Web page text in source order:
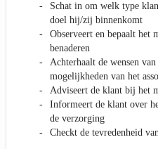
Schat in om welk type
doel hij/zij binnenkomt
Observeert en bepaalt het
benaderen
Achterhaalt de wensen
mogelijkheden van het
Adviseert de klant bij het
Informeert de klant over
de verzorging
Checkt de tevredenheid